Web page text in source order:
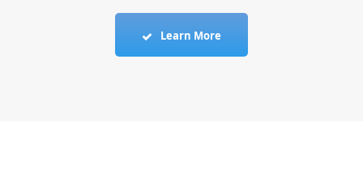
Learn More